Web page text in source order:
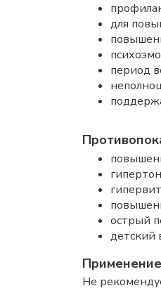
для
период
острый
детский
Не